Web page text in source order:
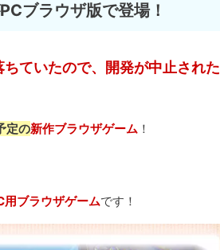
ブラウザ版で登場！
ていたので、開発が中止された
定の新作ブラウザゲーム ！
用ブラウザゲームです！